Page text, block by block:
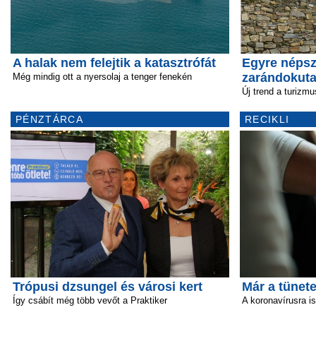
A halak nem felejtik a katasztrófát
Még mindig ott a nyersolaj a tenger fenekén
PÉNZTÁRCA
Trópusi dzsungel és városi kert
Így csábít még több vevőt a Praktiker
Egyre
Új trend a
RECIKLI
Már a
A koronavírusra